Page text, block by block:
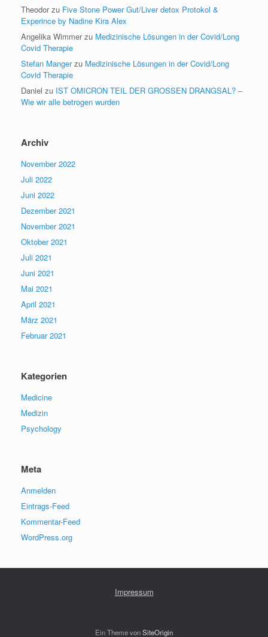
Theodorzu Five Stone Power Gut/Liver detox Protokol &
Experince by Nadine Kira Alex
Angelika Wimmerzu Medizinische Lösungen in der Covid/Long
Covid Therapie
Stefan Mangerzu Medizinische Lösungen in der Covid/Long
Covid Therapie
Daniel zu IST OMICRON TEIL DER GROSSEN DRANGSAL? –
Wie wir alle betrogen wurden
Archiv
November 2022
Juli 2022
Juni 2022
Dezember 2021
November 2021
Oktober 2021
Juli 2021
Juni 2021
Mai 2021
April 2021
März 2021
Februar 2021
Kategorien
Medicine
Medizin
Psychology
Meta
Anmelden
Eintrags-Feed
Kommentar-Feed
WordPress.org
Impressum
Ein Theme vonSiteOrigin